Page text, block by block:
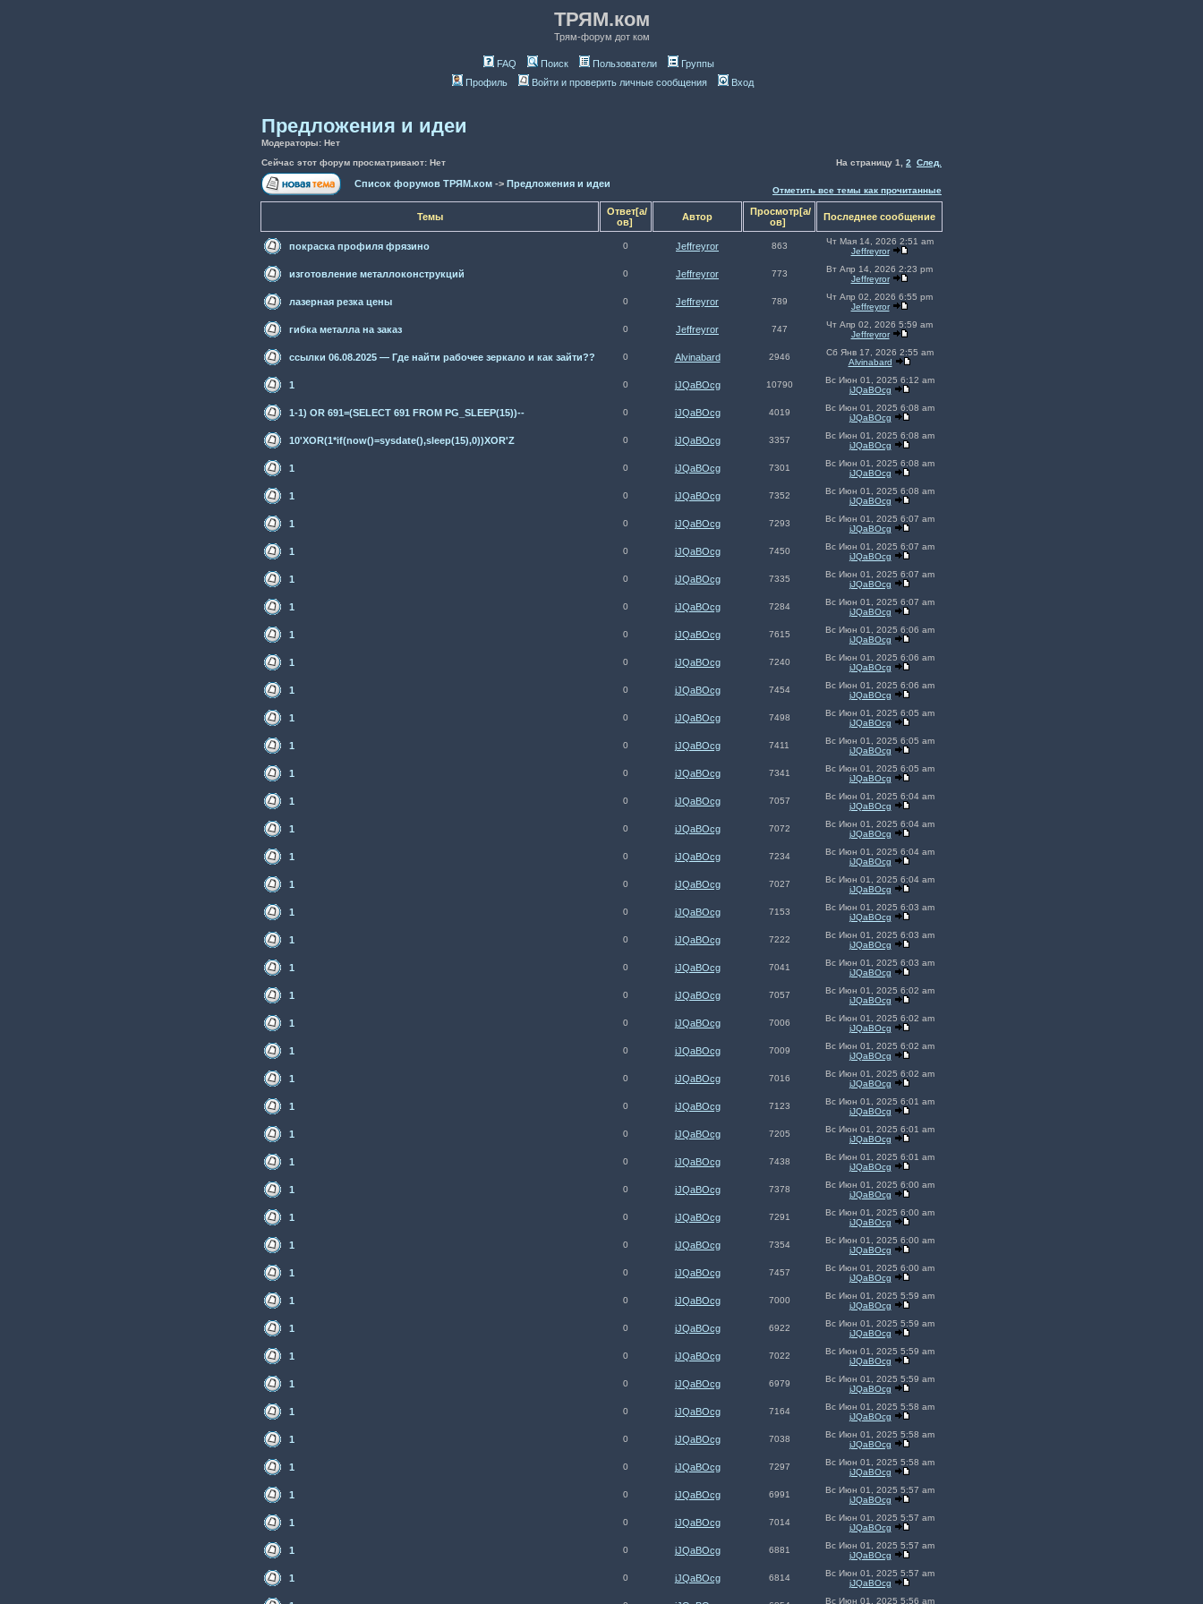
ТРЯМ.ком
Трям-форум дот ком
FAQ Поиск Пользователи
Группы
Профиль
Войти и проверить личные сообщения Вход
Предложения и идеи
Модераторы: Нет
Сейчас этот форум просматривают: Нет
На страницу 1 2 След.
Список форумов ТРЯМ.ком -> Предложения и идеи
Отметить все темы как прочитанные
Темы
Ответ[а/
ов]
Автор
Просмотр[а/
ов]
Последнее сообщение
покраска профиля фрязино 0 Jeffreyror 863
Чт Мая 14, 2026 2:51 am
Jeffreyror
изготовление металлоконструкций 0 Jeffreyror 773
Вт Апр 14, 2026 2:23 pm
Jeffreyror
лазерная резка цены 0 Jeffreyror 789
Чт Апр 02, 2026 6:55 pm
Jeffreyror
гибка металла на заказ 0 Jeffreyror 747
Чт Апр 02, 2026 5:59 am
Jeffreyror
ссылки 06.08.2025 — Где найти рабочее зеркало и как зайти?? 0 Alvinabard 2946
Сб Янв 17, 2026 2:55 am
Alvinabard
1 0 jJQaBOcg 10790
Вс Июн 01, 2025 6:12 am
jJQaBOcg
1-1) OR 691=(SELECT 691 FROM PG_SLEEP(15))-- 0 jJQaBOcg 4019
Вс Июн 01, 2025 6:08 am
jJQaBOcg
10'XOR(1*if(now()=sysdate(),sleep(15),0))XOR'Z 0 jJQaBOcg 3357
Вс Июн 01, 2025 6:08 am
jJQaBOcg
1 0 jJQaBOcg 7301
Вс Июн 01, 2025 6:08 am
jJQaBOcg
1 0 jJQaBOcg 7352
Вс Июн 01, 2025 6:08 am
jJQaBOcg
1 0 jJQaBOcg 7293
Вс Июн 01, 2025 6:07 am
jJQaBOcg
1 0 jJQaBOcg 7450
Вс Июн 01, 2025 6:07 am
jJQaBOcg
1 0 jJQaBOcg 7335
Вс Июн 01, 2025 6:07 am
jJQaBOcg
1 0 jJQaBOcg 7284
Вс Июн 01, 2025 6:07 am
jJQaBOcg
1 0 jJQaBOcg 7615
Вс Июн 01, 2025 6:06 am
jJQaBOcg
1 0 jJQaBOcg 7240
Вс Июн 01, 2025 6:06 am
jJQaBOcg
1 0 jJQaBOcg 7454
Вс Июн 01, 2025 6:06 am
jJQaBOcg
1 0 jJQaBOcg 7498
Вс Июн 01, 2025 6:05 am
jJQaBOcg
1 0 jJQaBOcg 7411
Вс Июн 01, 2025 6:05 am
jJQaBOcg
1 0 jJQaBOcg 7341
Вс Июн 01, 2025 6:05 am
jJQaBOcg
1 0 jJQaBOcg 7057
Вс Июн 01, 2025 6:04 am
jJQaBOcg
1 0 jJQaBOcg 7072
Вс Июн 01, 2025 6:04 am
jJQaBOcg
1 0 jJQaBOcg 7234
Вс Июн 01, 2025 6:04 am
jJQaBOcg
1 0 jJQaBOcg 7027
Вс Июн 01, 2025 6:04 am
jJQaBOcg
1 0 jJQaBOcg 7153
Вс Июн 01, 2025 6:03 am
jJQaBOcg
1 0 jJQaBOcg 7222
Вс Июн 01, 2025 6:03 am
jJQaBOcg
1 0 jJQaBOcg 7041
Вс Июн 01, 2025 6:03 am
jJQaBOcg
1 0 jJQaBOcg 7057
Вс Июн 01, 2025 6:02 am
jJQaBOcg
1 0 jJQaBOcg 7006
Вс Июн 01, 2025 6:02 am
jJQaBOcg
1 0 jJQaBOcg 7009
Вс Июн 01, 2025 6:02 am
jJQaBOcg
1 0 jJQaBOcg 7016
Вс Июн 01, 2025 6:02 am
jJQaBOcg
1 0 jJQaBOcg 7123
Вс Июн 01, 2025 6:01 am
jJQaBOcg
1 0 jJQaBOcg 7205
Вс Июн 01, 2025 6:01 am
jJQaBOcg
1 0 jJQaBOcg 7438
Вс Июн 01, 2025 6:01 am
jJQaBOcg
1 0 jJQaBOcg 7378
Вс Июн 01, 2025 6:00 am
jJQaBOcg
1 0 jJQaBOcg 7291
Вс Июн 01, 2025 6:00 am
jJQaBOcg
1 0 jJQaBOcg 7354
Вс Июн 01, 2025 6:00 am
jJQaBOcg
1 0 jJQaBOcg 7457
Вс Июн 01, 2025 6:00 am
jJQaBOcg
1 0 jJQaBOcg 7000
Вс Июн 01, 2025 5:59 am
jJQaBOcg
1 0 jJQaBOcg 6922
Вс Июн 01, 2025 5:59 am
jJQaBOcg
1 0 jJQaBOcg 7022
Вс Июн 01, 2025 5:59 am
jJQaBOcg
1 0 jJQaBOcg 6979
Вс Июн 01, 2025 5:59 am
jJQaBOcg
1 0 jJQaBOcg 7164
Вс Июн 01, 2025 5:58 am
jJQaBOcg
1 0 jJQaBOcg 7038
Вс Июн 01, 2025 5:58 am
jJQaBOcg
1 0 jJQaBOcg 7297
Вс Июн 01, 2025 5:58 am
jJQaBOcg
1 0 jJQaBOcg 6991
Вс Июн 01, 2025 5:57 am
jJQaBOcg
1 0 jJQaBOcg 7014
Вс Июн 01, 2025 5:57 am
jJQaBOcg
1 0 jJQaBOcg 6881
Вс Июн 01, 2025 5:57 am
jJQaBOcg
1 0 jJQaBOcg 6814
Вс Июн 01, 2025 5:57 am
jJQaBOcg
Вс Июн 01, 2025 5:56 am